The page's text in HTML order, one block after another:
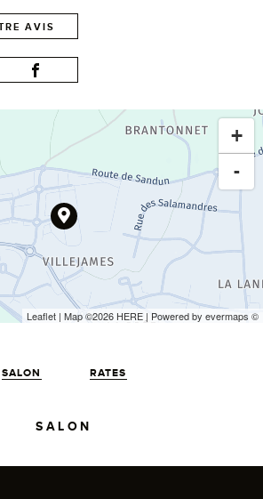
AVIS
+
-
Leaflet | Map ©2026 HERE | Powered by evermaps ©
SALON RATES
SALON